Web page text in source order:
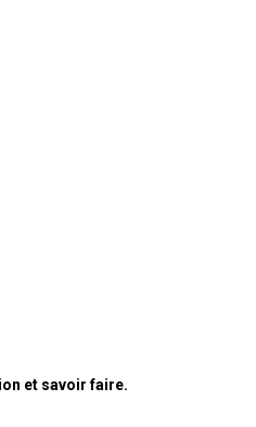
et savoir faire.